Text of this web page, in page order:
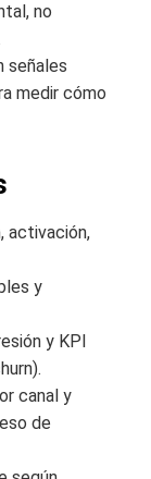
no
señales
medir cómo
activación,
y
y KPI
canal y
de